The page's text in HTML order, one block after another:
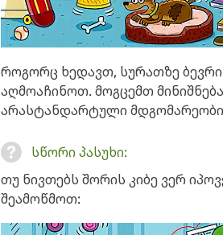
როგორც ხედავთ, სურათზე ბევრი
აღმოაჩინოთ. მოგცემთ
არასტანდარტული
სწორი პასუხი:
თუ ნივთებს შორის კიბე ვერ
შეამოწმოთ: